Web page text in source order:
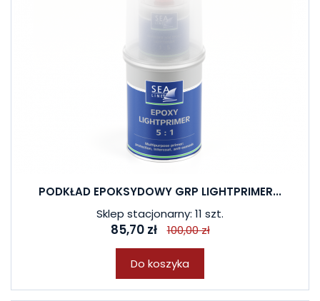
PODKŁAD EPOKSYDOWY GRP LIGHTPRIMER...
Sklep stacjonarny: 11 szt.
85,70 zł 100,00 zł
Do koszyka